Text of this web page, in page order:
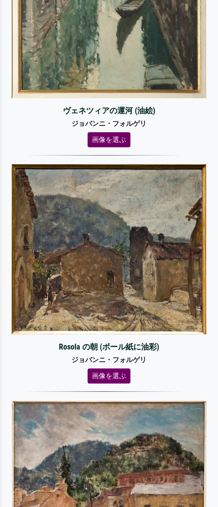
ヴェネツィアの運河 (油絵)
ジョバンニ・フォルゲリ
画像を選ぶ
Rosola の朝 (ボール紙に油彩)
ジョバンニ・フォルゲリ
画像を選ぶ